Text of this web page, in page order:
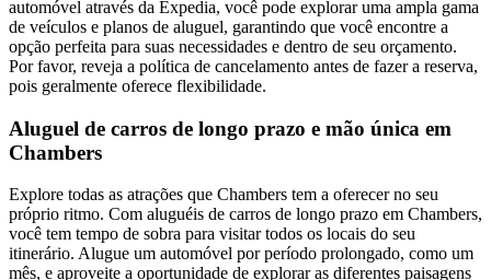
automóvel através da Expedia, você pode explorar uma ampla gama
de veículos e planos de aluguel, garantindo que você encontre a
opção perfeita para suas necessidades e dentro de seu orçamento.
Por favor, reveja a política de cancelamento antes de fazer a reserva,
pois geralmente oferece flexibilidade.
Aluguel de carros de longo prazo e mão única em
Chambers
Explore todas as atrações que Chambers tem a oferecer no seu
próprio ritmo. Com aluguéis de carros de longo prazo em Chambers,
você tem tempo de sobra para visitar todos os locais do seu
itinerário. Alugue um automóvel por período prolongado, como um
mês, e aproveite a oportunidade de explorar as diferentes paisagens